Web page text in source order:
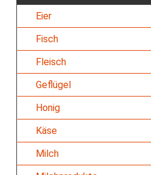
Eier
Fisch
Fleisch
Geflügel
Honig
Käse
Milch